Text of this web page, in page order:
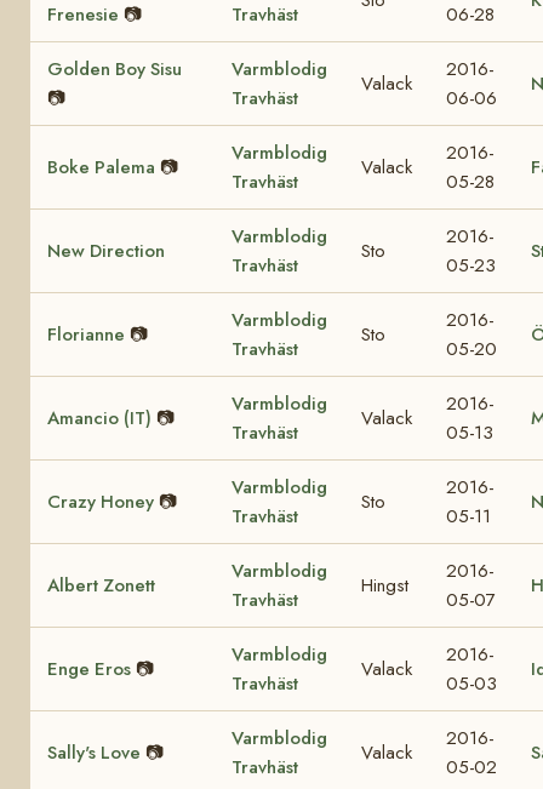
Frenesie 📷 Travhäst 06-28
Golden Boy Sisu
📷
Varmblodig
Travhäst
Valack
2016-
06-06
Boke Palema 📷
Varmblodig
Travhäst
Valack
2016-
05-28
New Direction
Varmblodig
Travhäst
Sto
2016-
05-23
Florianne 📷
Varmblodig
Travhäst
Sto
2016-
05-20
Amancio (IT) 📷
Varmblodig
Travhäst
Valack
2016-
05-13
Crazy Honey 📷
Varmblodig
Travhäst
Sto
2016-
05-11
Albert Zonett
Varmblodig
Travhäst
Hingst
2016-
05-07
Enge Eros 📷
Varmblodig
Travhäst
Valack
2016-
05-03
Sally's Love 📷
Varmblodig
Travhäst
Valack
2016-
05-02